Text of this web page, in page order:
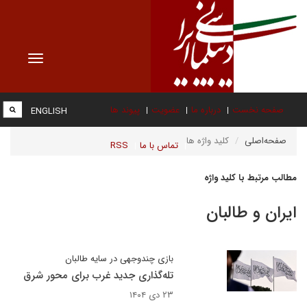
Toggle
صفحه نخست درباره ما عضویت پیوند ها
تماس با ما RSS
ENGLISH
صفحه‌اصلی کلید واژه ها
مطالب مرتبط با کلید واژه
ایران و طالبان
بازی چندوجهی در سایه طالبان
تله‌گذاری جدید غرب برای محور شرق
۲۳ دی ۱۴۰۴